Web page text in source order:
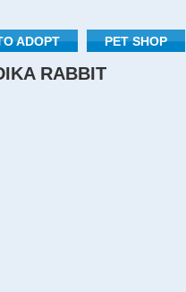
ADOPT PET SHOP
RABBIT